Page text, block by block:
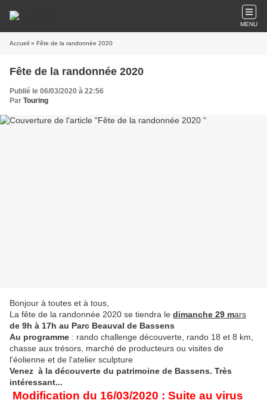
MENU
Accueil » Fête de la randonnée 2020
Fête de la randonnée 2020
Publié le 06/03/2020 à 22:56
Par Touring
Bonjour à toutes et à tous,
La fête de la randonnée 2020 se tiendra le dimanche 29 mars
de 9h à 17h au Parc Beauval de Bassens
Au programme : rando challenge découverte, rando 18 et 8 km,
chasse aux trésors, marché de producteurs ou visites de
l'éolienne et de l'atelier sculpture
Venez à la découverte du patrimoine de Bassens. Très
intéressant...
Modification du 16/03/2020 : Suite au virus